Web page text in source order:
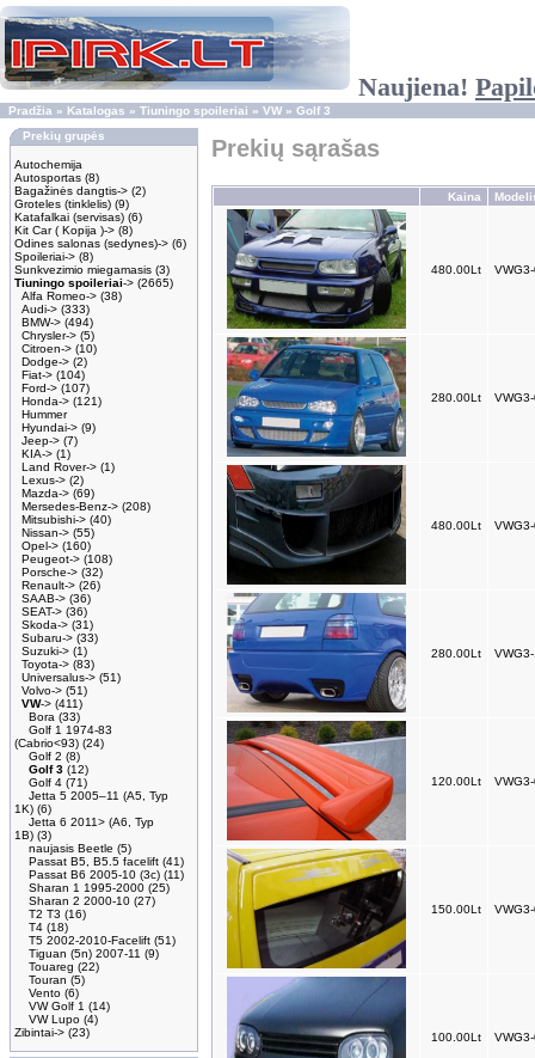
Naujiena!
Pradžia » Katalogas » Tiuningo spoileriai » VW » Golf 3
Prekių grupės
Autochemija
Autosportas (8)
Bagažinės dangtis-> (2)
Groteles (tinklelis) (9)
Katafalkai (servisas) (6)
Kit Car ( Kopija )-> (8)
Odines salonas (sedynes)-> (6)
Spoileriai-> (8)
Sunkvezimio miegamasis (3)
Tiuningo spoileriai-> (2665)
Alfa Romeo-> (38)
Audi-> (333)
BMW-> (494)
Chrysler-> (5)
Citroen-> (10)
Dodge-> (2)
Fiat-> (104)
Ford-> (107)
Honda-> (121)
Hummer
Hyundai-> (9)
Jeep-> (7)
KIA-> (1)
Land Rover-> (1)
Lexus-> (2)
Mazda-> (69)
Mersedes-Benz-> (208)
Mitsubishi-> (40)
Nissan-> (55)
Opel-> (160)
Peugeot-> (108)
Porsche-> (32)
Renault-> (26)
SAAB-> (36)
SEAT-> (36)
Skoda-> (31)
Subaru-> (33)
Suzuki-> (1)
Toyota-> (83)
Universalus-> (51)
Volvo-> (51)
VW-> (411)
Bora (33)
Golf 1 1974-83
(Cabrio<93) (24)
Golf 2 (8)
Golf 3 (12)
Golf 4 (71)
Jetta 5 2005–11 (A5, Typ
1K) (6)
Jetta 6 2011> (A6, Typ
1B) (3)
naujasis Beetle (5)
Passat B5, B5.5 facelift (41)
Passat B6 2005-10 (3c) (11)
Sharan 1 1995-2000 (25)
Sharan 2 2000-10 (27)
T2 T3 (16)
T4 (18)
T5 2002-2010-Facelift (51)
Tiguan (5n) 2007-11 (9)
Touareg (22)
Touran (5)
Vento (6)
VW Golf 1 (14)
VW Lupo (4)
Zibintai-> (23)
Prekių sąrašas
Kaina
480.00Lt
280.00Lt
480.00Lt
280.00Lt
120.00Lt
150.00Lt
100.00Lt